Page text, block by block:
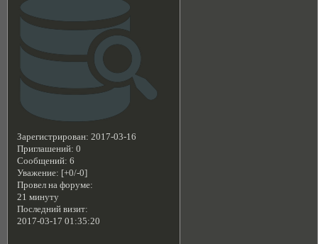
Зарегистрирован: 2017-03-16
Приглашений: 0
Сообщений: 6
Уважение: [+0/-0]
Провел на форуме:
21 минуту
Последний визит:
2017-03-17 01:35:20